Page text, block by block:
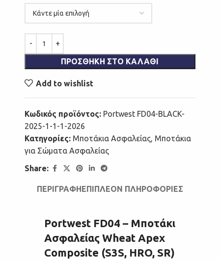
ΠΡΟΣΘΉΚΗ ΣΤΟ ΚΑΛΆΘΙ
Add to wishlist
Κωδικός προϊόντος: Portwest FD04-BLACK-
2025-1-1-1-2026
Κατηγορίες: Μποτάκια Ασφαλείας, Μποτάκια
για Σώματα Ασφαλείας
Share:
ΠΕΡΙΓΡΑΦΉΕΠΙΠΛΈΟΝ ΠΛΗΡΟΦΟΡΊΕΣ
Portwest FD04 – Μποτάκι
Ασφαλείας Wheat Apex
Composite (S3S, HRO, SR)